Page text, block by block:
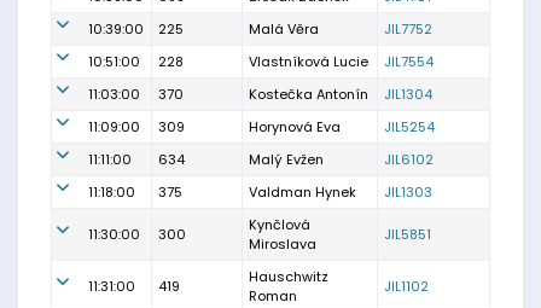
10:39:00
225 Malá Věra
JIL7752
10:51:00
228 Vlastníková Lucie
JIL7554
11:03:00
370 Kostečka Antonín
JIL1304
11:09:00
309 Horynová Eva
JIL5254
11:11:00
634 Malý Evžen
JIL6102
11:18:00
375 Valdman Hynek JIL1303
11:30:00 300
Kynčlová
Miroslava
JIL5851
11:31:00 419
Hauschwitz
Roman
JIL1102